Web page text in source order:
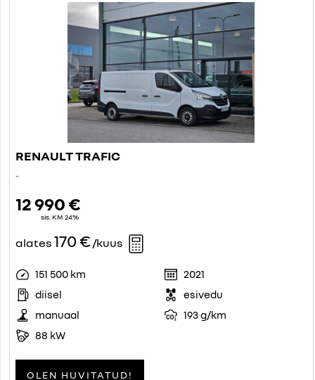
RENAULT TRAFIC
-
12 990 €
sis. KM 24%
alates 170 €/kuus
151 500 km
2021
diisel
esivedu
manuaal
193 g/km
88 kW
OLEN HUVITATUD!